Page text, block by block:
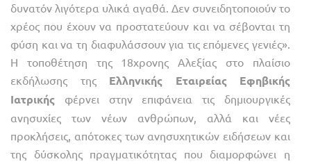
δυνατόν λιγότερα υλικά αγαθά. Δεν συνειδητοποιούν το
χρέος που έχουν να προστατεύουν και να σέβονται τη
φύση και να τη διαφυλάσσουν για τις επόμενες γενιές».
Η τοποθέτηση της 18χρονης Αλεξίας στο πλαίσιο
εκδήλωσης της Ελληνικής Εταιρείας Εφηβικής
Ιατρικής φέρνει στην επιφάνεια τις δημιουργικές
ανησυχίες των νέων ανθρώπων, αλλά και νέες
προκλήσεις, απότοκες των ανησυχητικών ειδήσεων και
της δύσκολης πραγματικότητας που διαμορφώνει η